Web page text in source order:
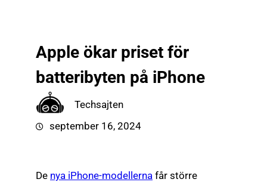
Apple ökar priset för
batteribyten på iPhone
Techsajten
september 16, 2024
De nya iPhone-modellerna får större